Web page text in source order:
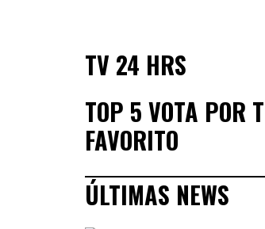
TV 24 HRS
TOP 5 VOTA POR
FAVORITO
ÚLTIMAS NEWS